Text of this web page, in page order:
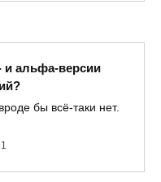
и альфа-версии
бы всё-таки нет.